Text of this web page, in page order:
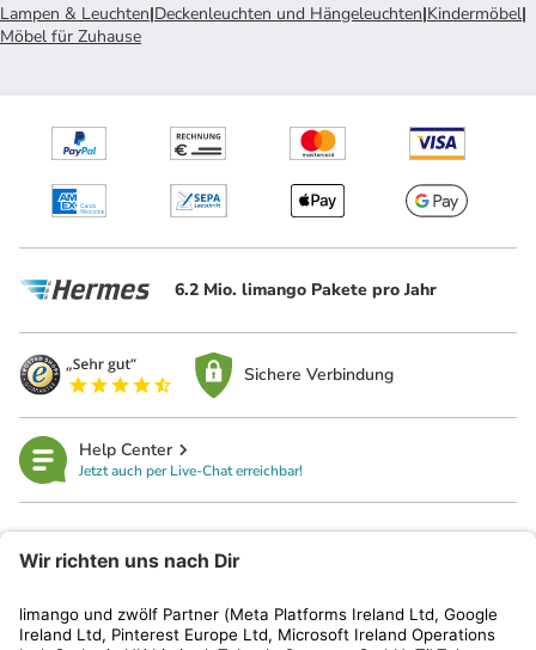
Lampen & Leuchten|Deckenleuchten und Hängeleuchten|Kindermöbel|
Möbel für Zuhause
6.2 Mio. limango Pakete pro Jahr
Sichere Verbindung
Help Center
Jetzt auch per Live-Chat erreichbar!